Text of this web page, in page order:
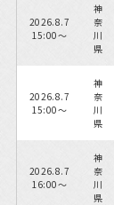
2026.8.7
15:00～
神
奈
川
県
2026.8.7
15:00～
神
奈
川
県
2026.8.7
16:00～
神
奈
川
県